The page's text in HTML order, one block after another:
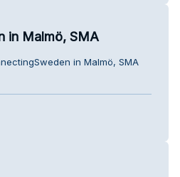
in Malmö, SMA
in Malmö, SMA